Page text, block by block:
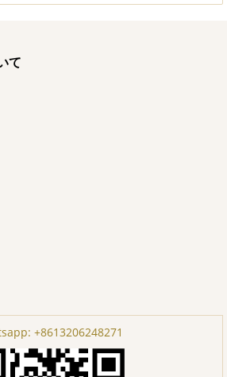
て
+8613206248271